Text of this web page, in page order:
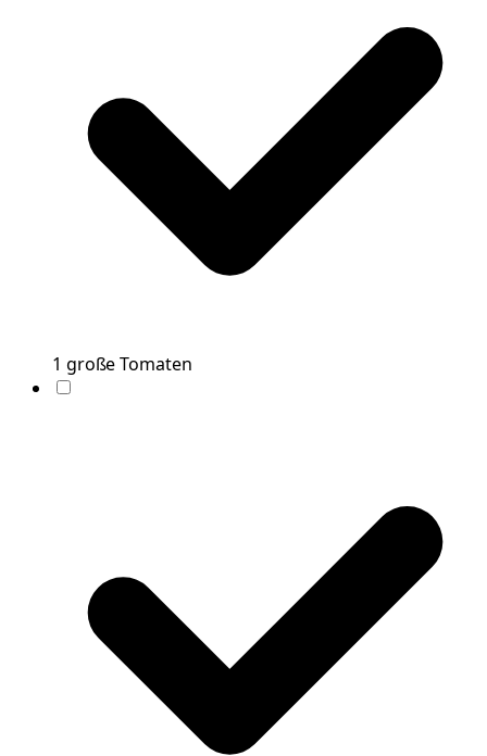
1 großeTomaten